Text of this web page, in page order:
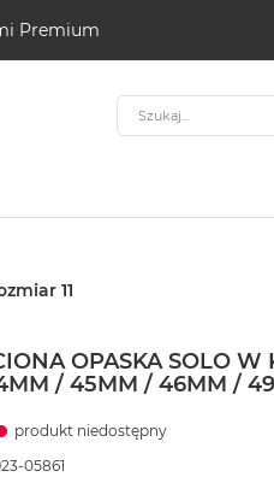
Premium
Szukaj
11
OPASKA SOLO
/ 45MM / 46MM /
produkt niedostępny
05861